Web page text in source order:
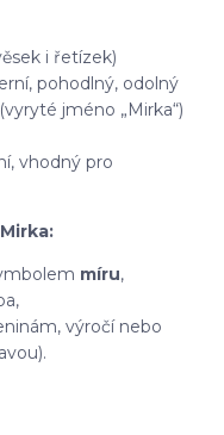
i řetízek)
pohodlný, odolný
(vyryté jméno „Mirka“)
vhodný pro
míru,
výročí nebo